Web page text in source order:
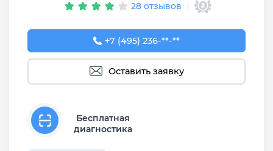
28 отзывов
+7 (495) 236-90-08
+7 (495) 236-**-**
Оставить заявку
Бесплатная
диагностика